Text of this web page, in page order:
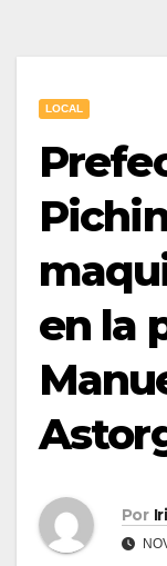
LOCAL
en la
Por